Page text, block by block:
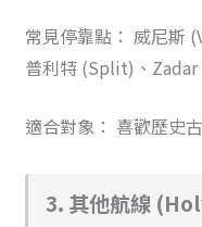
常見停靠點： 威尼斯
普利特 (Split)、Zadar
適合對象： 喜歡歷史
3. 其他航線